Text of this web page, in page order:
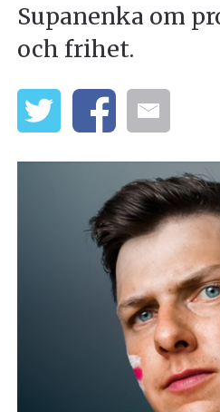
Supanenka om
och frihet.